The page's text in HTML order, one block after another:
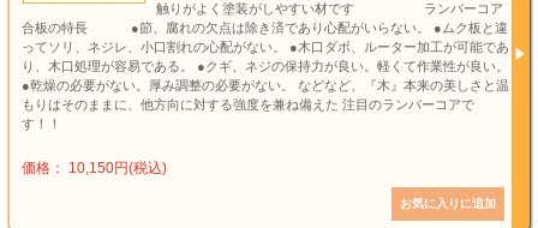
触りがよく塗装がしやすい材です ランバーコア
合板の特長 ●節、腐れの欠点は除き済であり心配がいらない。 ●ムク板と違
ってソリ、ネジレ、小口割れの心配がない。 ●木口ダボ、ルーター加工が可能であ
り、木口処理が容易である。 ●クギ、ネジの保持力が良い。軽くて作業性が良い。
●乾燥の必要がない。厚み調整の必要がない。 などなど、『木』本来の美しさと温
もりはそのままに、他方向に対する強度を兼ね備えた 注目のランバーコアで
す！！
価格： 10,150円(税込)